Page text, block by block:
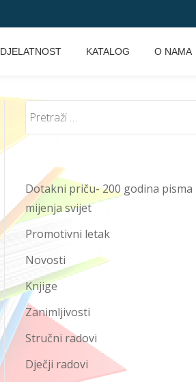
DJELATNOST KATALOG O NAMA
Dotakni priču- 200 godina pisma
mijenja svijet
Promotivni letak
Novosti
Knjige
Zanimljivosti
Stručni radovi
Dječji radovi